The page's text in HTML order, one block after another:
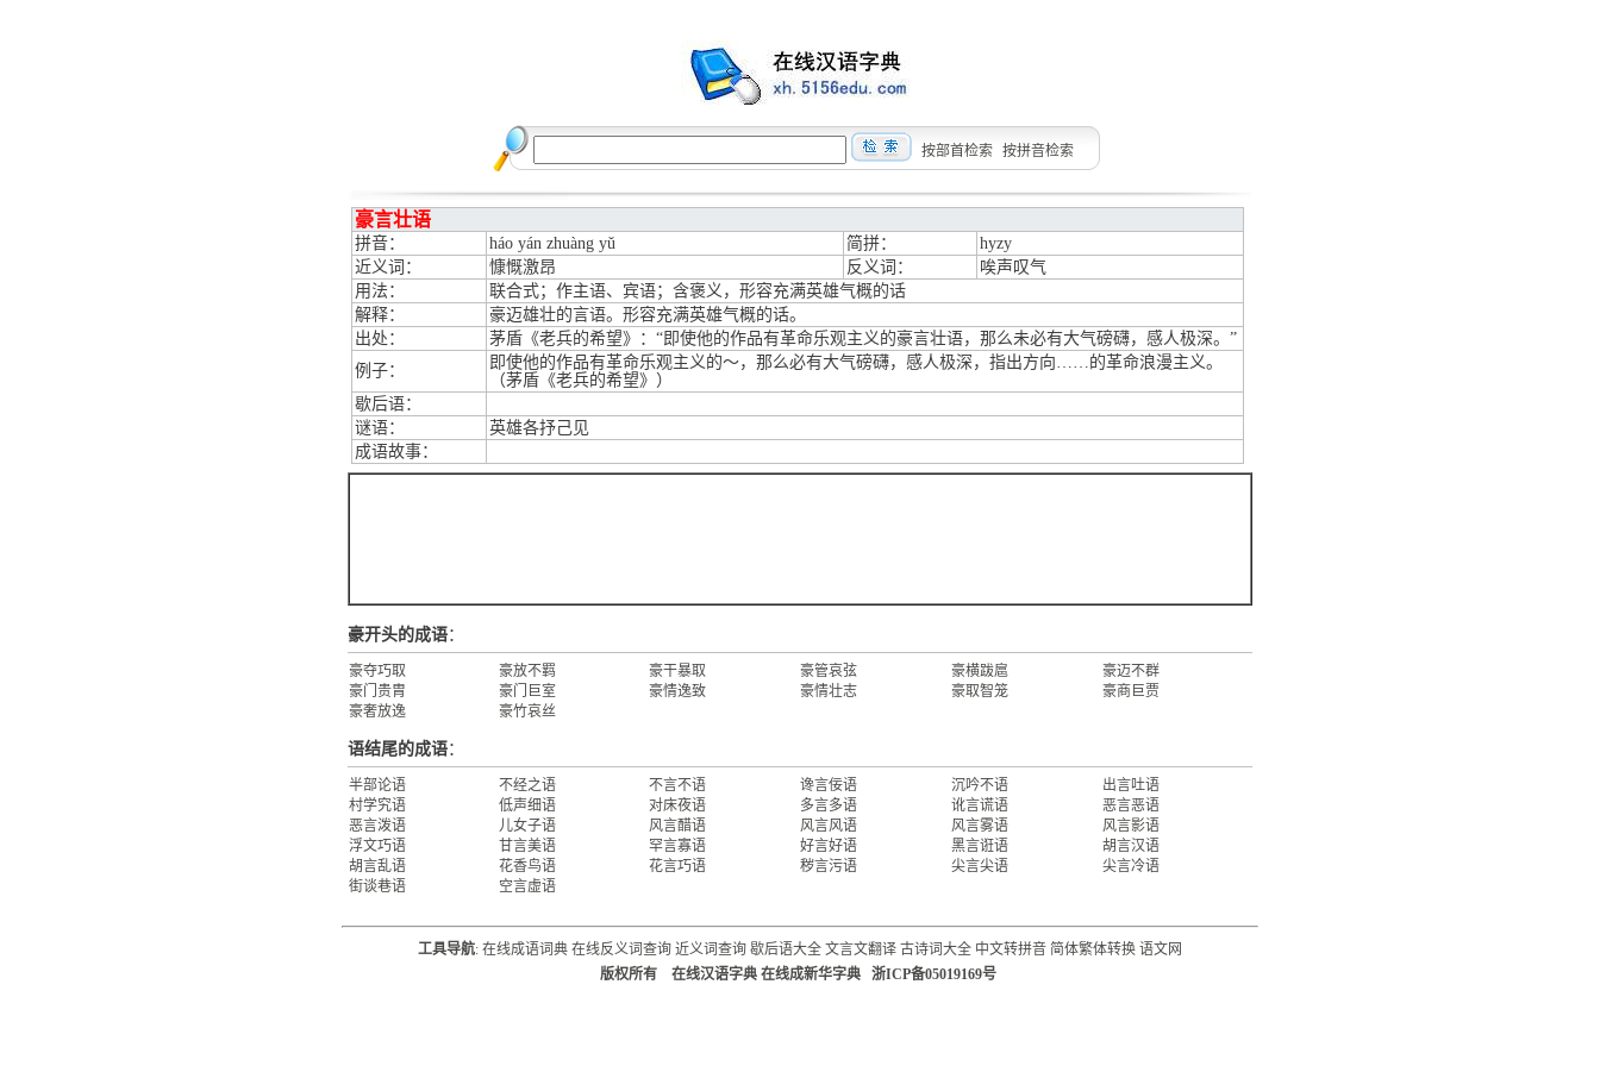
按部首检索 按拼音检索
豪言壮语
拼音： háo yán zhuàng yǔ 简拼：
hyzy
近义词：
慷慨激昂 反义词：
唉声叹气
用法：
联合式；作主语、宾语；含褒义，形容充满英雄气概的话
解释：
豪迈雄壮的言语。形容充满英雄气概的话。
出处：
茅盾《老兵的希望》：“即使他的作品有革命乐观主义的豪言壮语，那么未必有大气磅礴，感人极深。”
例子：
即使他的作品有革命乐观主义的～，那么必有大气磅礴，感人极深，指出方向……的革命浪漫主义。
（茅盾《老兵的希望》）
歇后语：
谜语：
英雄各抒己见
成语故事：
豪开头的成语：
豪夺巧取 豪放不羁 豪干暴取 豪管哀弦 豪横跋扈
豪迈不群
豪门贵胄
豪门巨室 豪情逸致 豪情壮志 豪取智笼
豪商巨贾
豪奢放逸
豪竹哀丝
语结尾的成语：
半部论语 不经之语 不言不语 谗言佞语 沉吟不语
出言吐语
村学究语
低声细语 对床夜语 多言多语 讹言谎语
恶言恶语
恶言泼语
儿女子语 风言醋语 风言风语 风言雾语
风言影语
浮文巧语
甘言美语 罕言寡语 好言好语 黑言诳语
胡言汉语
胡言乱语
花香鸟语 花言巧语 秽言污语 尖言尖语
尖言冷语
街谈巷语
空言虚语
工具导航: 在线成语词典 在线反义词查询 近义词查询 歇后语大全 文言文翻译 古诗词大全 中文转拼音 简体繁体转换 语文网
版权所有 在线汉语字典 在线成新华字典 浙ICP备05019169号